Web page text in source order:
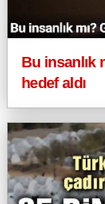
Bu insanlık
hedef aldı